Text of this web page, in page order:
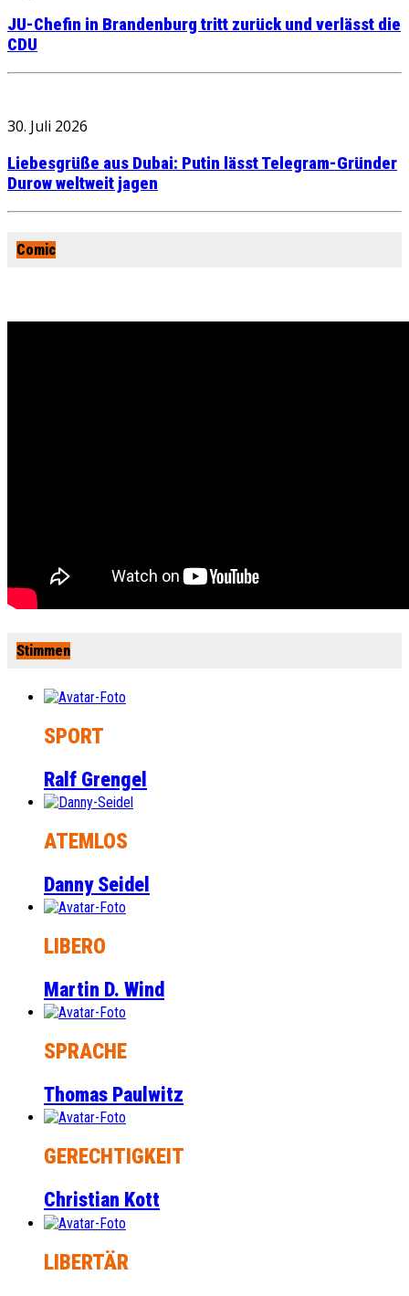
JU-Chefin in Brandenburg tritt zurück und verlässt die
CDU
30. Juli 2026
Liebesgrüße aus Dubai: Putin lässt Telegram-Gründer
Durow weltweit jagen
Comic
Stimmen
SPORT
Ralf Grengel
ATEMLOS
Danny Seidel
LIBERO
Martin D. Wind
SPRACHE
Thomas Paulwitz
GERECHTIGKEIT
Christian Kott
LIBERTÄR